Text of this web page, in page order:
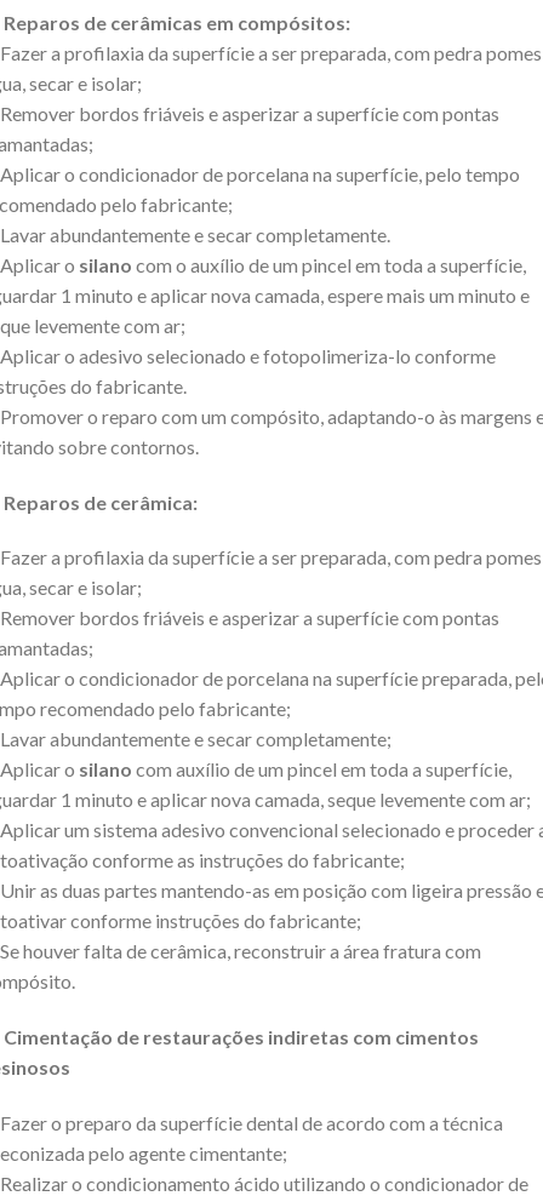
Reparos de cerâmicas em compósitos:
a profilaxia da superfície a ser preparada, com pedra
secar e isolar;
bordos friáveis e asperizar a superfície com pontas
o condicionador de porcelana na superfície, pelo tempo
pelo fabricante;
abundantemente e secar completamente.
o silano com o auxílio de um pincel em toda a superfície,
1 minuto e aplicar nova camada, espere mais um minuto e
levemente com ar;
o adesivo selecionado e fotopolimeriza-lo conforme
do fabricante.
o reparo com um compósito, adaptando-o às margens
sobre contornos.
Reparos de cerâmica:
a profilaxia da superfície a ser preparada, com pedra
secar e isolar;
bordos friáveis e asperizar a superfície com pontas
o condicionador de porcelana na superfície preparada,
recomendado pelo fabricante;
abundantemente e secar completamente;
o silano com auxílio de um pincel em toda a superfície,
1 minuto e aplicar nova camada, seque levemente com ar;
um sistema adesivo convencional selecionado e proceder
conforme as instruções do fabricante;
as duas partes mantendo-as em posição com ligeira pressão
conforme instruções do fabricante;
houver falta de cerâmica, reconstruir a área fratura com
Cimentação de restaurações indiretas com cimentos
o preparo da superfície dental de acordo com a técnica
pelo agente cimentante;
o condicionamento ácido utilizando o condicionador de